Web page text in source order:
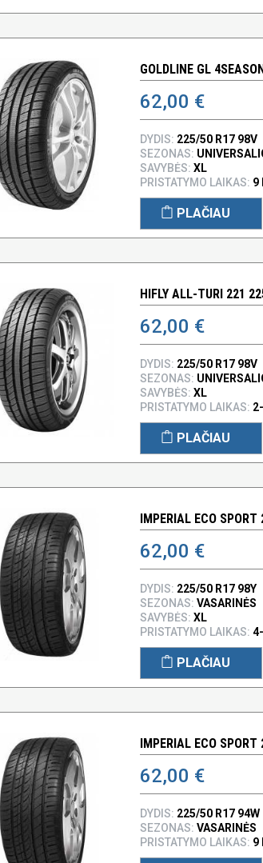
GOLDLINE GL
62,00 €
DYDIS: 225/50 R17 98V
SEZONAS:
SAVYBĖS: XL
PRISTATYMO LAIKAS: 9
PLAČIAU
HIFLY ALL-TURI 221
62,00 €
DYDIS: 225/50 R17 98V
SEZONAS:
SAVYBĖS: XL
PRISTATYMO LAIKAS:
PLAČIAU
IMPERIAL ECO
62,00 €
DYDIS: 225/50 R17 98Y
SEZONAS: VASARINĖS
SAVYBĖS: XL
PRISTATYMO LAIKAS:
PLAČIAU
IMPERIAL ECO
62,00 €
DYDIS: 225/50 R17 94W
SEZONAS: VASARINĖS
PRISTATYMO LAIKAS: 9